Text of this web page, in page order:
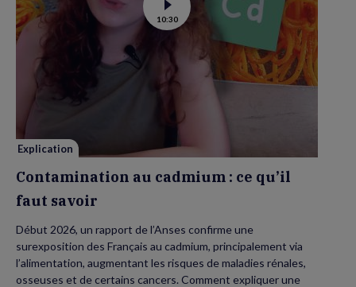
Voir
la
vidéo
Contamination
au
cadmium :
ce
savoir
10:30
Explication
Contamination au cadmium : ce qu’il
faut savoir
Début 2026, un rapport de l’Anses confirme une
surexposition des Français au cadmium, principalement via
l’alimentation, augmentant les risques de maladies rénales,
osseuses et de certains cancers. Comment expliquer une